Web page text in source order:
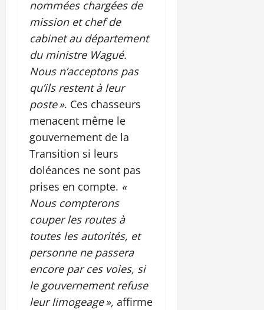
nommées chargées de
mission et chef de
cabinet au département
du ministre Wagué.
Nous n’acceptons pas
qu’ils restent à leur
poste ». Ces chasseurs
menacent même le
gouvernement de la
Transition si leurs
doléances ne sont pas
prises en compte. «
Nous compterons
couper les routes à
toutes les autorités, et
personne ne passera
encore par ces voies, si
le gouvernement refuse
leur limogeage », affirme